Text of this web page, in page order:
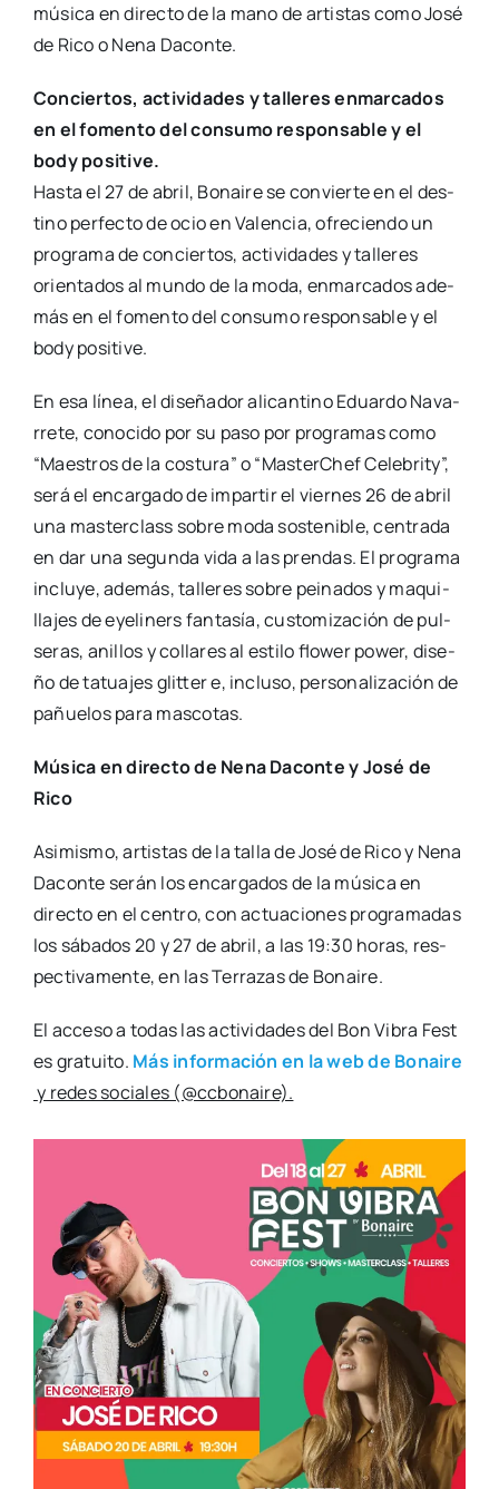
músi­ca en direc­to de la mano de artis­tas como José
de Rico o Nena Dacon­te.
Con­cier­tos, acti­vi­da­des y talle­res enmar­ca­dos
en el fomen­to del con­su­mo res­pon­sa­ble y el
body posi­ti­ve.
Has­ta el 27 de abril, Bonai­re se con­vier­te en el des­
tino per­fec­to de ocio en Valen­cia, ofre­cien­do un
pro­gra­ma de con­cier­tos, acti­vi­da­des y talle­res
orien­ta­dos al mun­do de la moda, enmar­ca­dos ade­
más en el fomen­to del con­su­mo res­pon­sa­ble y el
body posi­ti­ve.
En esa línea, el dise­ña­dor ali­can­tino Eduar­do Nava­
rre­te, cono­ci­do por su paso por pro­gra­mas como
“Maes­tros de la cos­tu­ra” o “Mas­ter­Chef Cele­brity”,
será el encar­ga­do de impar­tir el vier­nes 26 de abril
una mas­ter­class sobre moda sos­te­ni­ble, cen­tra­da
en dar una segun­da vida a las pren­das. El pro­gra­ma
inclu­ye, ade­más, talle­res sobre pei­na­dos y maqui­
lla­jes de eye­li­ners fan­ta­sía, cus­to­mi­za­ción de pul­
se­ras, ani­llos y colla­res al esti­lo flo­wer power, dise­
ño de tatua­jes glit­ter e, inclu­so, per­so­na­li­za­ción de
pañue­los para mas­co­tas.
Músi­ca en direc­to de Nena Dacon­te y José de
Rico
Asi­mis­mo, artis­tas de la talla de José de Rico y Nena
Dacon­te serán los encar­ga­dos de la músi­ca en
direc­to en el cen­tro, con actua­cio­nes pro­gra­ma­das
los sába­dos 20 y 27 de abril, a las 19:30 horas, res­
pec­ti­va­men­te, en las Terra­zas de Bonai­re.
El acce­so a todas las acti­vi­da­des del Bon Vibra Fest
es gra­tui­to. Más infor­ma­ción en la web de Bonai­re
y redes socia­les (@ccbonaire).